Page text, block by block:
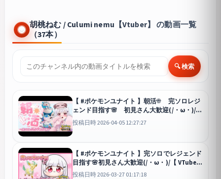
胡桃ねむ / Culumi nemu【Vtuber】 の動画一覧
（37本）
🔍 検索
【 #ポケモンユナイト 】朝活☀ 完ソロレジ
ェンド目指す🌸 初見さん大歓迎(/・ω・)/【
VTuber / 胡桃ねむ 】
ユナイト
投稿日時 2026-04-05 12:27:27
【 #ポケモンユナイト 】完ソロでレジェンド
目指す🌸初見さん大歓迎(/・ω・)/【 VTuber /
胡桃ねむ 】
ユナイト
投稿日時 2026-03-27 01:17:18